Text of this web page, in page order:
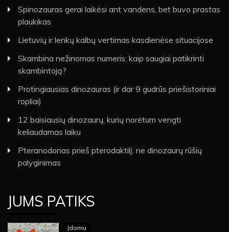
Spinozauras gerai laikėsi ant vandens, bet buvo prastas
plaukikas
Lietuvių ir lenkų kalbų vertimas kasdienėse situacijose
Skambina nežinomas numeris: kaip saugiai patikrinti
skambintoją?
Protingiausias dinozauras (ir dar 9 gudrūs priešistoriniai
ropliai)
12 baisiausių dinozaurų, kurių norėtum vengti
keliaudamas laiku
Pteranodonas prieš pterodaktilį: ne dinozaurų rūšių
palyginimas
JUMS PATIKS
Įdomu